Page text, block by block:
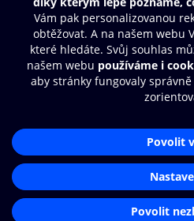
Další zábava
© O2 Czech Republic a.s.
Přístupnost
Zásady zpracování osobních
Nastavení cookies
Čti a